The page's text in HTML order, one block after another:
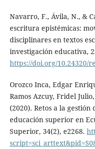
Navarro, F., Ávila, N., &
escritura epistémicas:
disciplinares en textos
investigación educativa,
https://doi.org/10.24320/
Orozco Inca, Edgar
Ramos Azcuy, Fridel
(2020). Retos a la
educación superior en
Superior, 34(2), e2268.